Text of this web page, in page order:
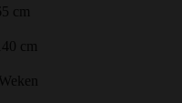
cm
cm